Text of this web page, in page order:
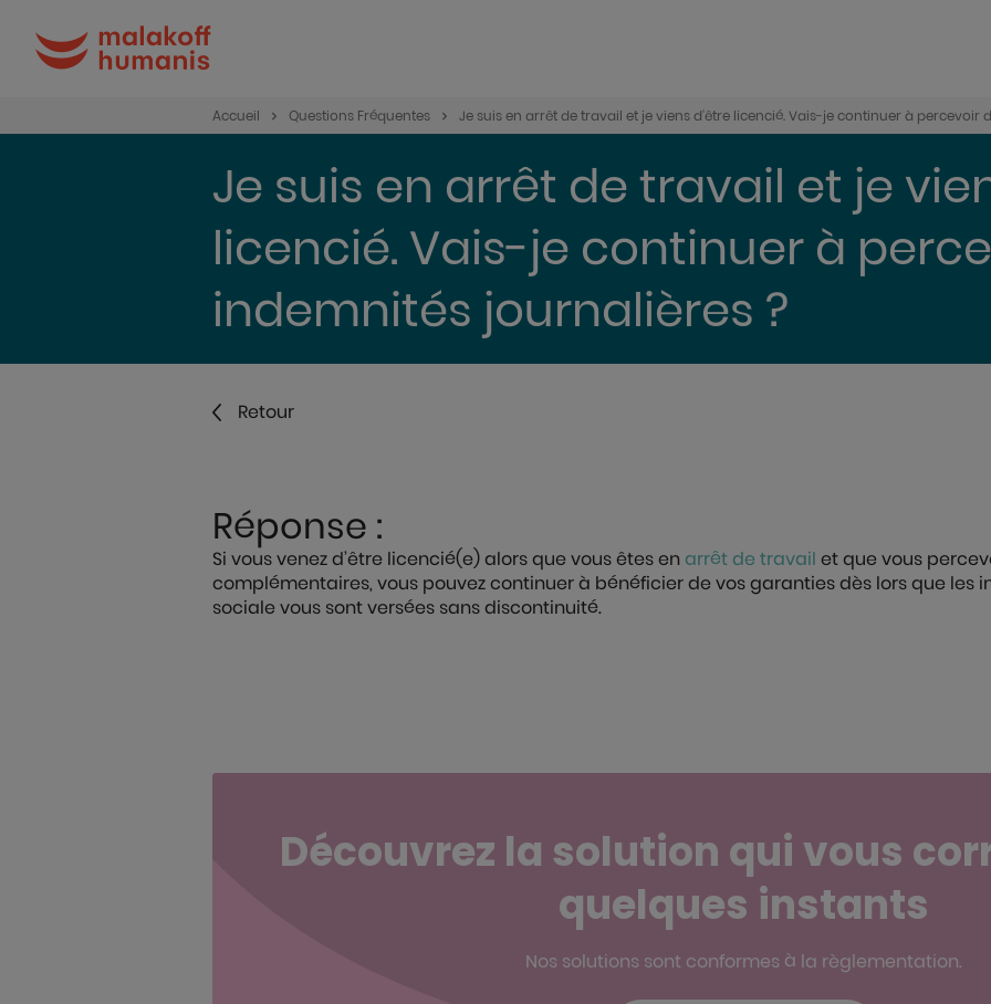
Accueil Questions Fréquentes Je suis en arrêt de travail et je viens d'être licencié. Vais-je continuer à percevoir
Je suis en arrêt de travail et je
licencié. Vais-je continuer à
indemnités journalières ?
Retour
Réponse :
Si vous venez d’être licencié(e) alors que vous êtes en arrêt de travail et que vous
complémentaires, vous pouvez continuer à bénéficier de vos garanties dès lors que les
sociale vous sont versées sans discontinuité.
Découvrez la solution qui vous
quelques instants
Nos solutions sont conformes à la règlementation.